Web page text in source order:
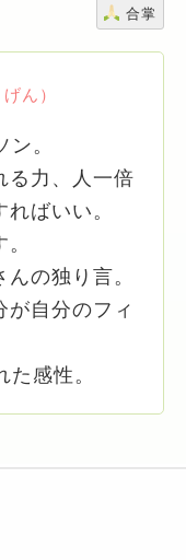
合掌
ん）
。
る力、人一倍
ばいい。
の独り言。
が自分のフィ
感性。